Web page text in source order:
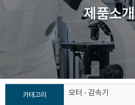
제품소개
카테고리 모터 · 감속기